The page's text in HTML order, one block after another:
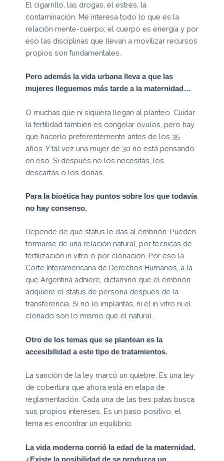
El cigarrillo, las drogas, el estrés, la
contaminación. Me interesa todo lo que es la
relación mente-cuerpo; el cuerpo es energía y por
eso las disciplinas que llevan a movilizar recursos
propios son fundamentales.
Pero además la vida urbana lleva a que las
mujeres lleguemos más tarde a la maternidad…
O muchas que ni siquiera llegan al planteo. Cuidar
la fertilidad también es congelar óvulos, pero hay
que hacerlo preferentemente antes de los 35
años. Y tal vez una mujer de 30 no está pensando
en eso. Si después no los necesitás, los
descartás o los donás.
Para la bioética hay puntos sobre los que todavía
no hay consenso.
Depende de qué status le das al embrión. Pueden
formarse de una relación natural, por técnicas de
fertilización in vitro o por clonación. Por eso la
Corte Interamericana de Derechos Humanos, a la
que Argentina adhiere, dictaminó que el embrión
adquiere el status de persona después de la
transferencia. Si no lo implantás, ni el in vitro ni el
clonado son lo mismo que el natural.
Otro de los temas que se plantean es la
accesibilidad a este tipo de tratamientos.
La sanción de la ley marcó un quiebre. Es una ley
de cobertura que ahora está en etapa de
reglamentación. Cada una de las tres patas busca
sus propios intereses. Es un paso positivo, el
tema es encontrar un equilibrio.
La vida moderna corrió la edad de la maternidad.
¿Existe la posibilidad de se produzca un